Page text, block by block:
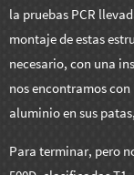
la pruebas PCR
montaje de estas
necesario, con una
nos encontramos
aluminio en sus
Para terminar, pero